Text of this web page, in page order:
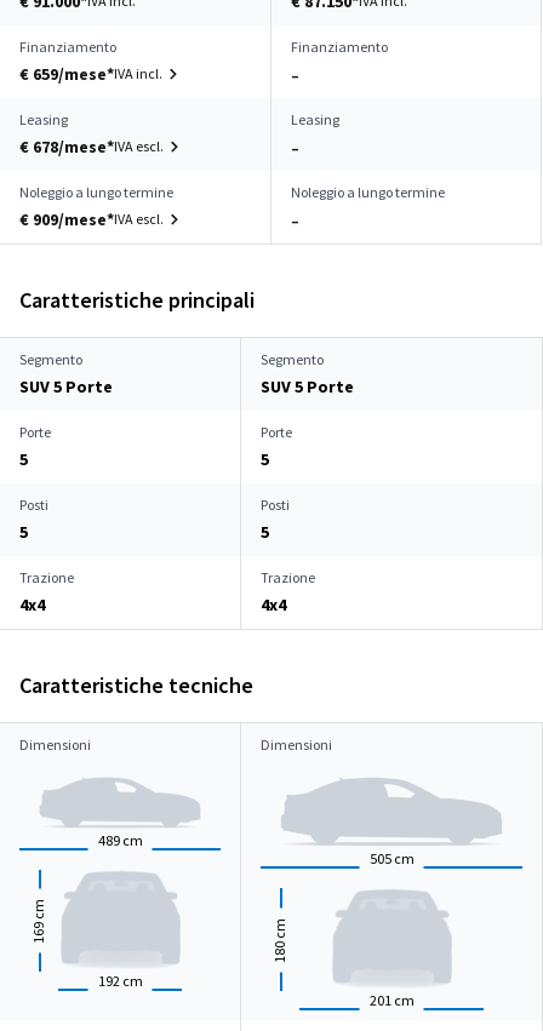
Finanziamento
€ 659/mese*IVA incl.
Finanziamento
–
Leasing
€ 678/mese*IVA escl.
Leasing
–
Noleggio a lungo termine
€ 909/mese*IVA escl.
Noleggio a lungo termine
–
Caratteristiche principali
Segmento
SUV 5 Porte
Segmento
SUV 5 Porte
Porte
5
Porte
5
Posti
5
Posti
5
Trazione
4x4
Trazione
4x4
Caratteristiche tecniche
Dimensioni
489 cm
192 cm
169
cm
Dimensioni
505 cm
201 cm
180
cm